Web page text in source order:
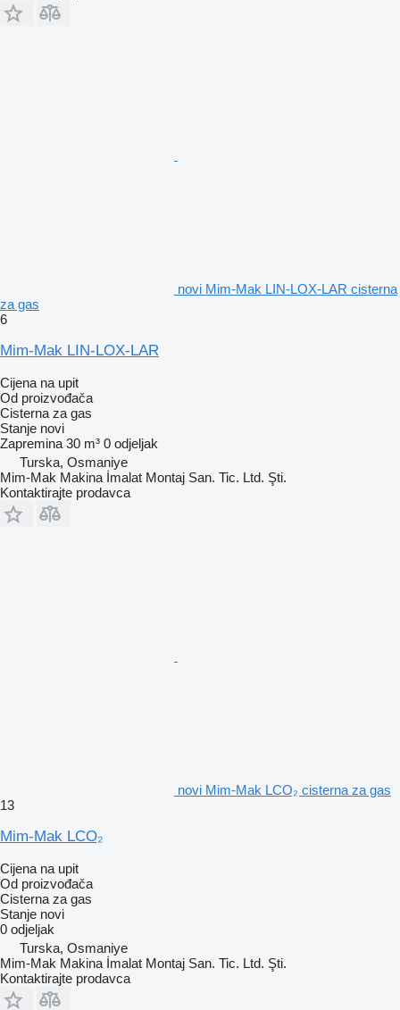
novi Mim-Mak LIN-LOX-LAR cisterna
za gas
6
Mim-Mak LIN-LOX-LAR
Cijena na upit
Od proizvođača
Cisterna za gas
Stanje novi
Zapremina 30 m³ 0 odjeljak
Turska, Osmaniye
Mim-Mak Makina İmalat Montaj San. Tic. Ltd. Şti.
Kontaktirajte prodavca
novi Mim-Mak LCO₂ cisterna za gas
13
Mim-Mak LCO₂
Cijena na upit
Od proizvođača
Cisterna za gas
Stanje novi
0 odjeljak
Turska, Osmaniye
Mim-Mak Makina İmalat Montaj San. Tic. Ltd. Şti.
Kontaktirajte prodavca